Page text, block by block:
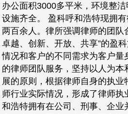
办公面积3000多平米，环境整
设施齐全。 盈科呼和浩特现拥
两百余人。律所强调律师的团队
卓越、创新、开放、共享”的盈
情况和客户的不同需求为客户量
的律师团队服务，坚持以人为本
展的原则，根据律师自身的执
师行业实际情况，形成了律师执
和浩特拥有在公司、刑事、企业